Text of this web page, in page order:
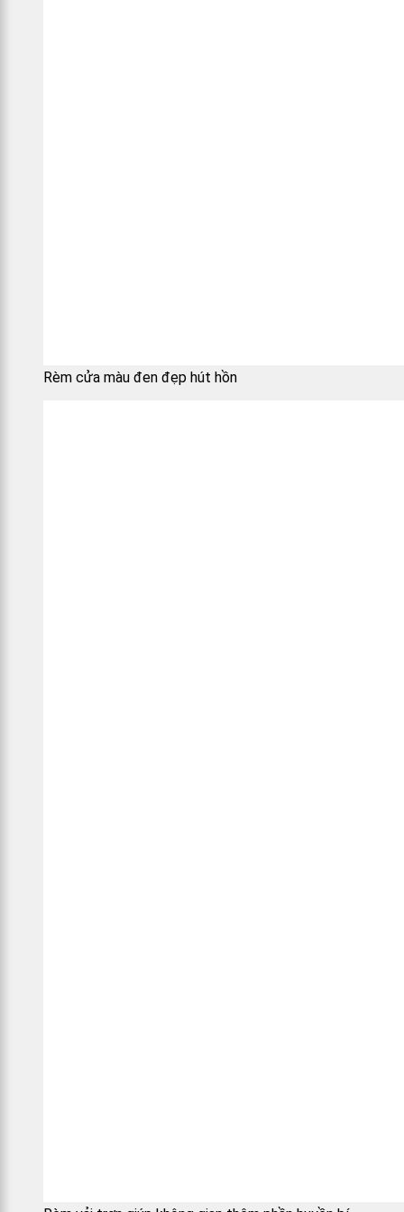
Rèm cửa màu đen đẹp hút hồn